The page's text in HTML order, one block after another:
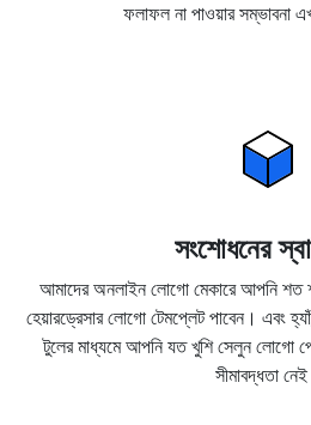
ফলাফল না পাওয়ার সম্ভাবনা
সংশোধনের
আমাদের অনলাইন লোগো মেকারে আপনি শত
হেয়ারড্রেসার লোগো টেমপ্লেট পাবেন। এবং
টুলের মাধ্যমে আপনি যত খুশি সেলুন লোগো
সীমাবদ্ধতা